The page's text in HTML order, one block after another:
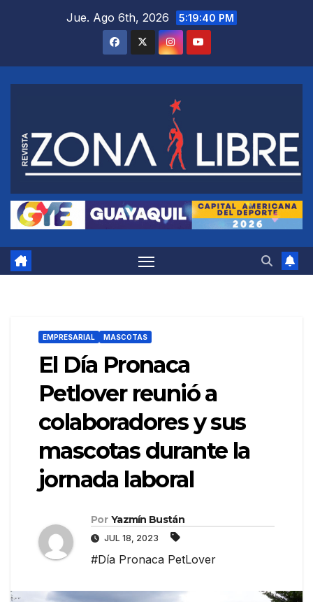
Jue. Ago 6th, 2026 5:19:40 PM
EMPRESARIAL MASCOTAS
El Día Pronaca
Petlover reunió a
colaboradores y sus
mascotas durante la
jornada laboral
Por Yazmín Bustán
JUL 18, 2023
#Día Pronaca PetLover